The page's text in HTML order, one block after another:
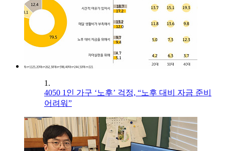
1.
4050 1인 가구 ‘노후’ 걱정, “노후 대비 자금 준비
어려워”